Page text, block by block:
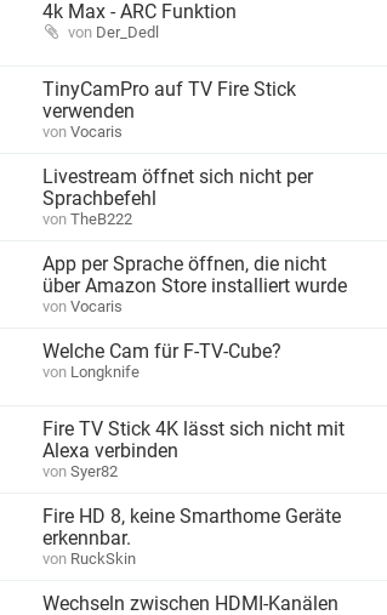
4k Max - ARC Funktion
von Der_Dedl
TinyCamPro auf TV Fire Stick
verwenden
von Vocaris
Livestream öffnet sich nicht per
Sprachbefehl
von TheB222
App per Sprache öffnen, die nicht
über Amazon Store installiert wurde
von Vocaris
Welche Cam für F-TV-Cube?
von Longknife
Fire TV Stick 4K lässt sich nicht mit
Alexa verbinden
von Syer82
Fire HD 8, keine Smarthome Geräte
erkennbar.
von RuckSkin
Wechseln zwischen HDMI-Kanälen